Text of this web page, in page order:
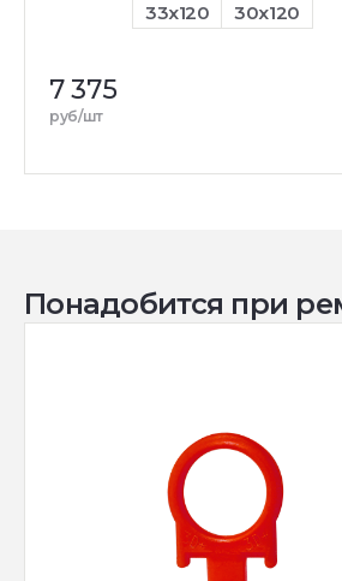
33x120 30x120
7 375
руб/шт
Понадобится при